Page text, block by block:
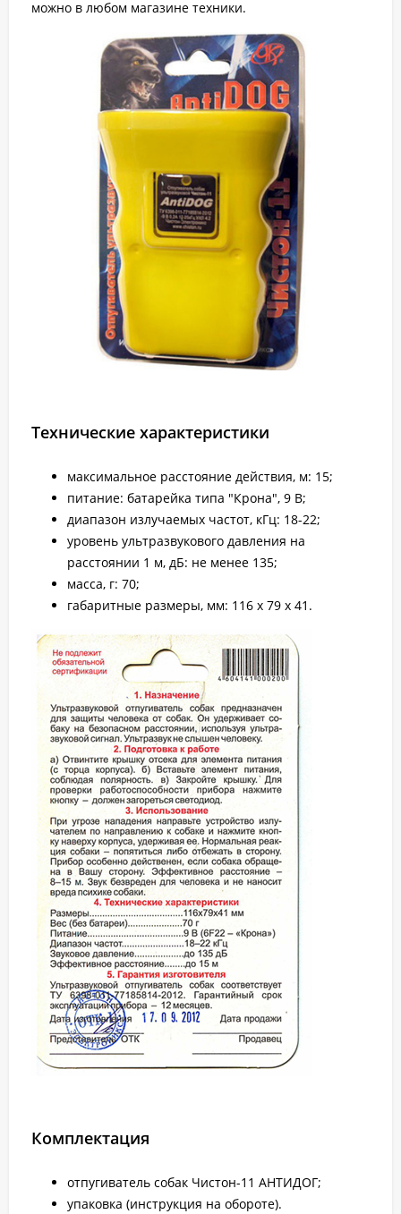
можно в любом магазине техники.
Технические характеристики
максимальное расстояние действия, м: 15;
питание: батарейка типа "Крона", 9 В;
диапазон излучаемых частот, кГц: 18-22;
уровень ультразвукового давления на
расстоянии 1 м, дБ: не менее 135;
масса, г: 70;
габаритные размеры, мм: 116 x 79 x 41.
Комплектация
отпугиватель собак Чистон-11 АНТИДОГ;
упаковка (инструкция на обороте).